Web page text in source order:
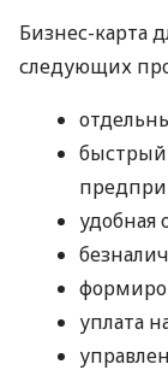
Бизнес-карта
следующих
быстрый
удобная
уплата